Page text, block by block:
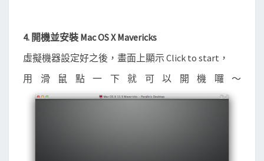
4. 開機並安裝 Mac OS X Mavericks
虛擬機器設定好之後，畫面上顯示 Click to start，
用滑鼠點一下就可以開機囉～